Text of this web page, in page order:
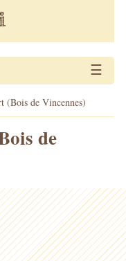
☰
(Bois de Vincennes)
de